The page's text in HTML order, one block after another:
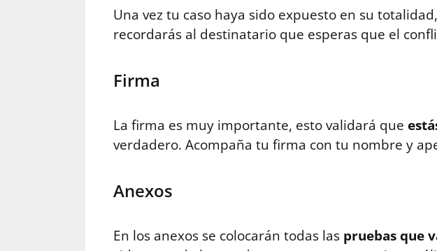
Una vez tu caso haya sido expuesto en su
recordarás al destinatario que esperas que el
Firma
La firma es muy importante, esto validará que
verdadero. Acompaña tu firma con tu nombre y
Anexos
En los anexos se colocarán todas las pruebas que